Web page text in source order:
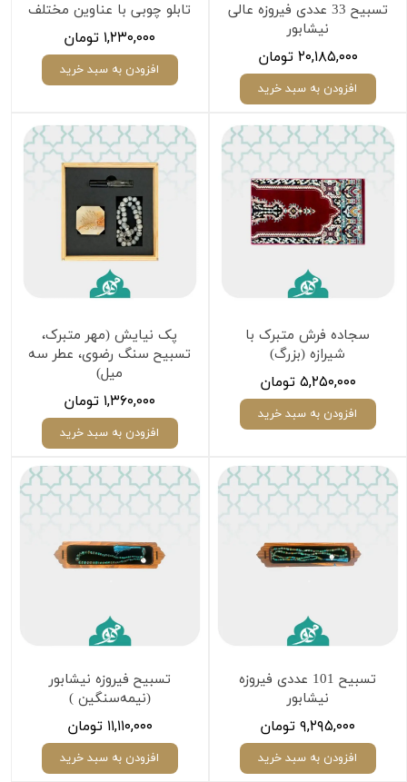
تسبیح 33 عددی فیروزه عالی
نیشابور
۲۰,۱۸۵,۰۰۰ تومان
افزودن به سبد خرید
تابلو چوبی با عناوین مختلف
۱,۲۳۰,۰۰۰ تومان
افزودن به سبد خرید
سجاده فرش متبرک با
شیرازه (بزرگ)
۵,۲۵۰,۰۰۰ تومان
افزودن به سبد خرید
پک نیایش (مهر متبرک،
تسبیح سنگ رضوی، عطر سه
میل)
۱,۳۶۰,۰۰۰ تومان
افزودن به سبد خرید
تسبیح 101 عددی فیروزه
نیشابور
۹,۲۹۵,۰۰۰ تومان
افزودن به سبد خرید
تسبیح فیروزه نیشابور
(نیمه‌سنگین )
۱۱,۱۱۰,۰۰۰ تومان
افزودن به سبد خرید